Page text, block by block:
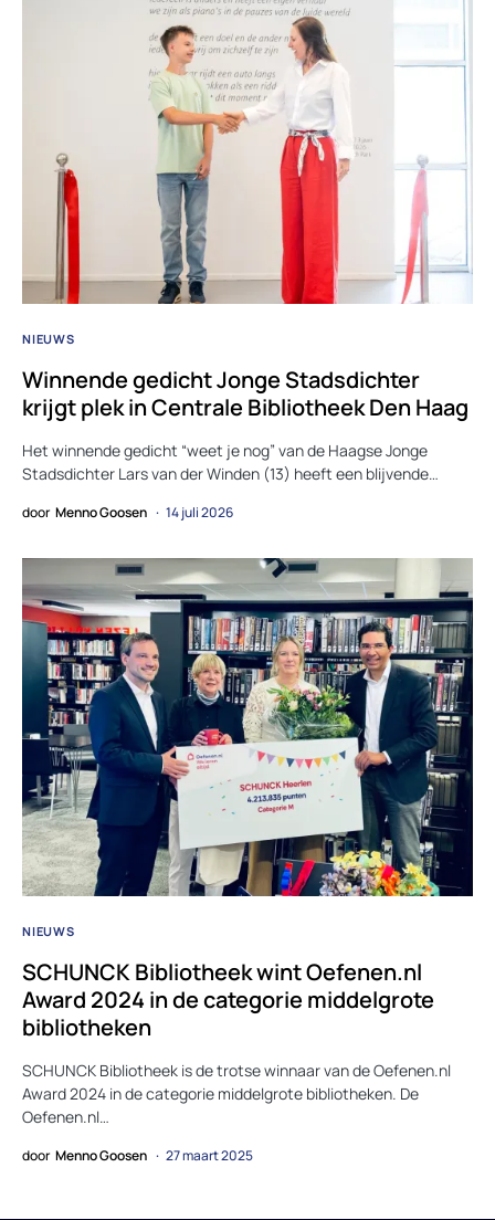
NIEUWS
Winnende gedicht Jonge Stadsdichter
krijgt plek in Centrale Bibliotheek Den Haag
Het winnende gedicht “weet je nog” van de Haagse Jonge
Stadsdichter Lars van der Winden (13) heeft een blijvende…
door Menno Goosen 14 juli 2026
NIEUWS
SCHUNCK Bibliotheek wint Oefenen.nl
Award 2024 in de categorie middelgrote
bibliotheken
SCHUNCK Bibliotheek is de trotse winnaar van de Oefenen.nl
Award 2024 in de categorie middelgrote bibliotheken. De
Oefenen.nl…
door Menno Goosen 27 maart 2025